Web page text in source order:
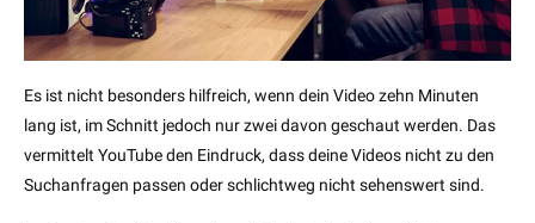
Es ist nicht besonders hilfreich, wenn dein Video zehn Minuten
lang ist, im Schnitt jedoch nur zwei davon geschaut werden. Das
vermittelt YouTube den Eindruck, dass deine Videos nicht zu den
Suchanfragen passen oder schlichtweg nicht sehenswert sind.